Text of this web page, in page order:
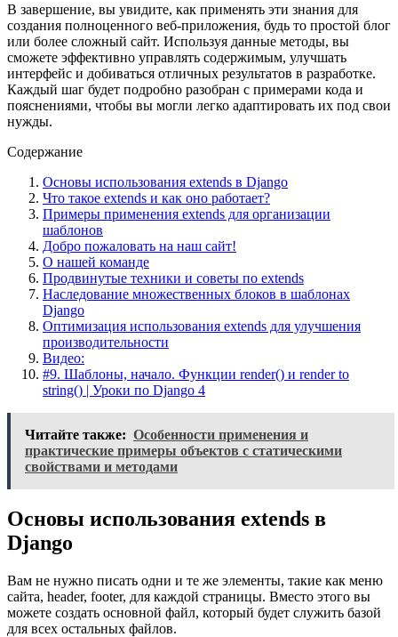
В завершение, вы увидите, как применять эти знания для
создания полноценного веб-приложения, будь то простой блог
или более сложный сайт. Используя данные методы, вы
сможете эффективно управлять содержимым, улучшать
интерфейс и добиваться отличных результатов в разработке.
Каждый шаг будет подробно разобран с примерами кода и
пояснениями, чтобы вы могли легко адаптировать их под свои
нужды.
Содержание
Основы использования extends в Django
Что такое extends и как оно работает?
Примеры применения extends для организации
шаблонов
Добро пожаловать на наш сайт!
О нашей команде
Продвинутые техники и советы по extends
Наследование множественных блоков в шаблонах
Django
Оптимизация использования extends для улучшения
производительности
Видео:
#9. Шаблоны, начало. Функции render() и render to
string() | Уроки по Django 4
Читайте также: Особенности применения и
практические примеры объектов с статическими
свойствами и методами
Основы использования extends в
Django
Вам не нужно писать одни и те же элементы, такие как меню
сайта, header, footer, для каждой страницы. Вместо этого вы
можете создать основной файл, который будет служить базой
для всех остальных файлов.